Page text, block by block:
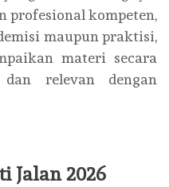
profesional kompeten,
maupun praktisi,
materi secara
relevan dengan
Jalan 2026